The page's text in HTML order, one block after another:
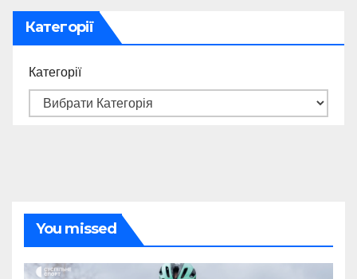
Категорії
Категорії
You missed